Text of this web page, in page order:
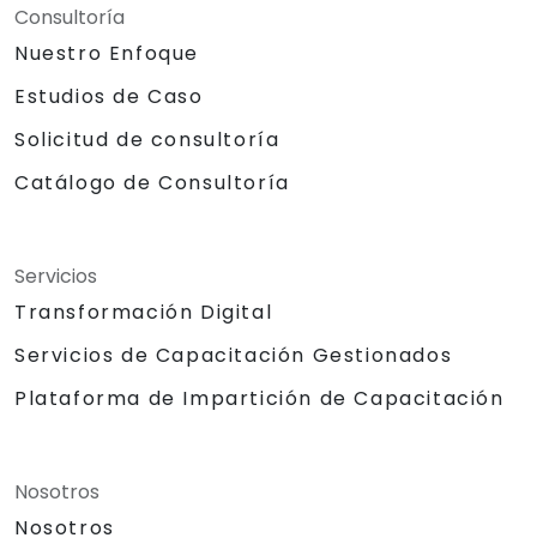
Consultoría
Nuestro Enfoque
Estudios de Caso
Solicitud de consultoría
Catálogo de Consultoría
Servicios
Transformación Digital
Servicios de Capacitación Gestionados
Plataforma de Impartición de Capacitación
Nosotros
Nosotros